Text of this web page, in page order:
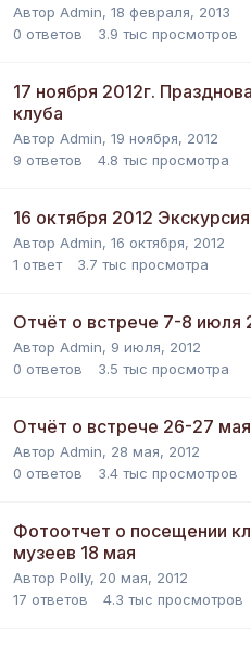
Автор Admin, 18 февраля, 2013
0 ответов 3.9 тыс просмотров
17 ноября 2012г.
клуба
Автор Admin, 19 ноября, 2012
9 ответов 4.8 тыс просмотра
16 октября 2012
Автор Admin, 16 октября, 2012
1 ответ 3.7 тыс просмотра
Отчёт о встрече 7-8 июля
Автор Admin, 9 июля, 2012
0 ответов 3.5 тыс просмотра
Отчёт о встрече 26-27 мая
Автор Admin, 28 мая, 2012
0 ответов 3.4 тыс просмотров
Фотоотчет о посещении
музеев 18 мая
Автор Polly, 20 мая, 2012
17 ответов 4.3 тыс просмотров